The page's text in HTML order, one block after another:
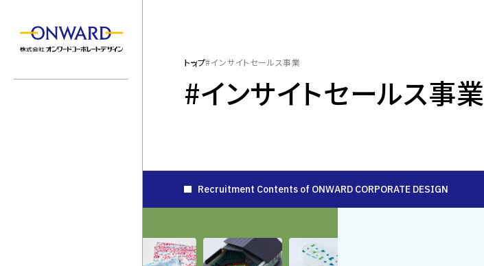
新卒採用
トップ#インサイトセールス事業
#インサイトセールス事業
Recruitment Contents of ONWARD CORPORATE DESIGN